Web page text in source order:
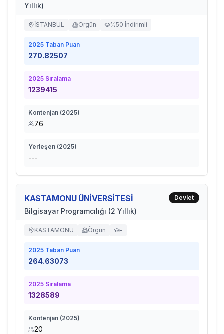
Yıllık)
İSTANBUL Örgün %50 İndirimli
2025 Taban Puan
270.82507
2025 Sıralama
1239415
Kontenjan (2025)
76
Yerleşen (2025)
---
KASTAMONU ÜNİVERSİTESİ
Bilgisayar Programcılığı (2 Yıllık)
Devlet
KASTAMONU Örgün -
2025 Taban Puan
264.63073
2025 Sıralama
1328589
Kontenjan (2025)
20